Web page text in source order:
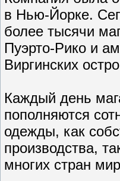
в Нью-Йорке.
более тысячи
Пуэрто-Рико и
Виргинских
Каждый день
пополняются
одежды, как
производства,
многих стран